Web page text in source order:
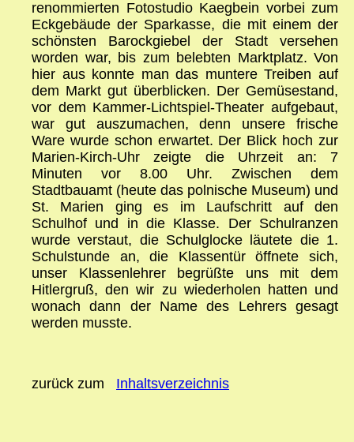
renommierten Fotostudio Kaegbein vorbei zum
Eckgebäude der Sparkasse, die mit einem der
schönsten Barockgiebel der Stadt versehen
worden war, bis zum belebten Marktplatz. Von
hier aus konnte man das muntere Treiben auf
dem Markt gut überblicken. Der Gemüsestand,
vor dem Kammer-Lichtspiel-Theater aufgebaut,
war gut auszumachen, denn unsere frische
Ware wurde schon erwartet. Der Blick hoch zur
Marien-Kirch-Uhr zeigte die Uhrzeit an: 7
Minuten vor 8.00 Uhr. Zwischen dem
Stadtbauamt (heute das polnische Museum) und
St. Marien ging es im Laufschritt auf den
Schulhof und in die Klasse. Der Schulranzen
wurde verstaut, die Schulglocke läutete die 1.
Schulstunde an, die Klassentür öffnete sich,
unser Klassenlehrer begrüßte uns mit dem
Hitlergruß, den wir zu wiederholen hatten und
wonach dann der Name des Lehrers gesagt
werden musste.
zurück zum Inhaltsverzeichnis